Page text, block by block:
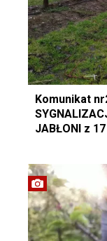
Komunikat
JABŁONI z